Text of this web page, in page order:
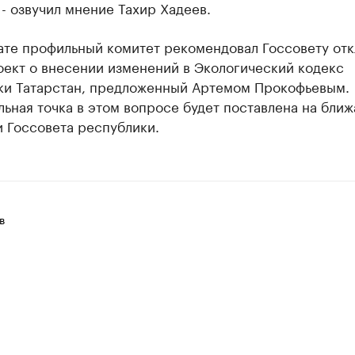
озвучил мнение Тахир Хадеев.
профильный комитет рекомендовал Госсовету
о внесении изменений в Экологический кодекс
Татарстан, предложенный Артемом Прокофьевым.
точка в этом вопросе будет поставлена на
Госсовета республики.